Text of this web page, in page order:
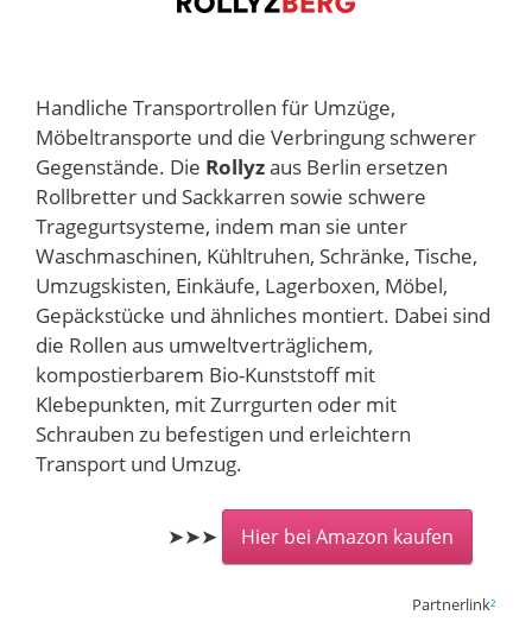
Handliche Transportrollen für Umzüge,
Möbeltransporte und die Verbringung schwerer
Gegenstände. Die Rollyzaus Berlin ersetzen
Rollbretter und Sackkarren sowie schwere
Tragegurtsysteme, indem man sie unter
Waschmaschinen, Kühltruhen, Schränke, Tische,
Umzugskisten, Einkäufe, Lagerboxen, Möbel,
Gepäckstücke und ähnliches montiert. Dabei sind
die Rollen aus umweltverträglichem,
kompostierbarem Bio-Kunststoff mit
Klebepunkten, mit Zurrgurten oder mit
Schrauben zu befestigen und erleichtern
Transport und Umzug.
➤➤➤ Hier bei Amazon kaufen
Partnerlink²